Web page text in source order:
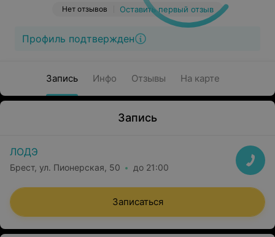
Нет отзывов Оставить первый отзыв
Профиль подтвержден
Запись Инфо Отзывы На карте
Запись
ЛОДЭ
Брест, ул. Пионерская, 50 до 21:00
Записаться